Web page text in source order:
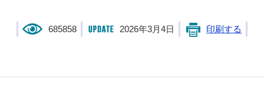
685858 2026年3月4日 印刷する